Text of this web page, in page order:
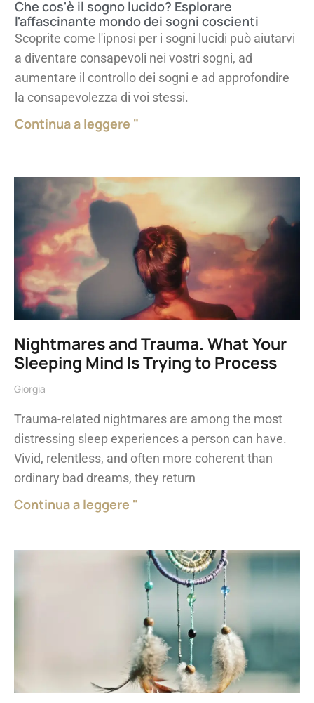
Che cos'è il sogno lucido? Esplorare
l'affascinante mondo dei sogni coscienti
Scoprite come l'ipnosi per i sogni lucidi può aiutarvi
a diventare consapevoli nei vostri sogni, ad
aumentare il controllo dei sogni e ad approfondire
la consapevolezza di voi stessi.
Continua a leggere "
Nightmares and Trauma. What Your
Sleeping Mind Is Trying to Process
Giorgia
Trauma-related nightmares are among the most
distressing sleep experiences a person can have.
Vivid, relentless, and often more coherent than
ordinary bad dreams, they return
Continua a leggere "